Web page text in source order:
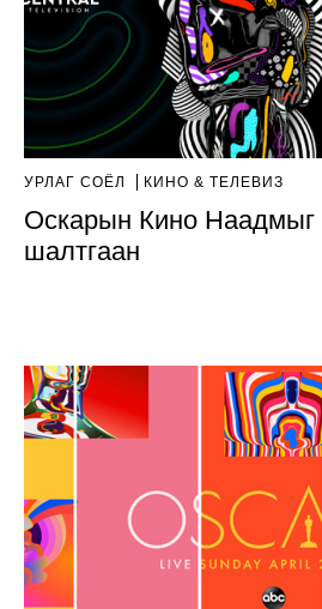
УРЛАГ СОЁЛ КИНО & ТЕЛЕВИЗ
Оскарын Кино Наадмыг
шалтгаан